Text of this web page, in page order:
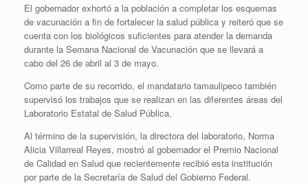
El gobernador exhortó a la población a completar los esquemas
de vacunación a fin de fortalecer la salud pública y reiteró que se
cuenta con los biológicos suficientes para atender la demanda
durante la Semana Nacional de Vacunación que se llevará a
cabo del 26 de abril al 3 de mayo.
Como parte de su recorrido, el mandatario tamaulipeco también
supervisó los trabajos que se realizan en las diferentes áreas del
Laboratorio Estatal de Salud Pública.
Al término de la supervisión, la directora del laboratorio, Norma
Alicia Villarreal Reyes, mostró al gobernador el Premio Nacional
de Calidad en Salud que recientemente recibió esta institución
por parte de la Secretaría de Salud del Gobierno Federal.